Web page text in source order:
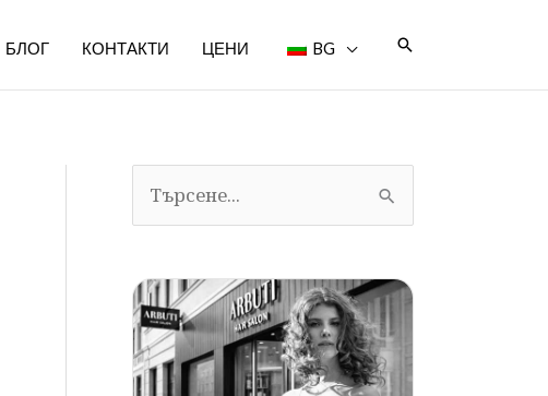
БЛОГ КОНТАКТИ ЦЕНИ BG Търсене
я
: